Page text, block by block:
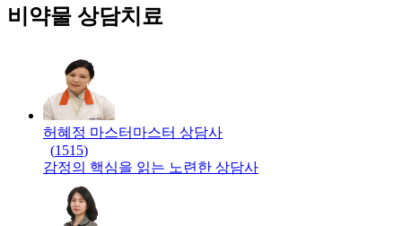
비약물 상담치료
허혜정 마스터 마스터 상담사
(1515)
감정의 핵심을 읽는 노련한 상담사